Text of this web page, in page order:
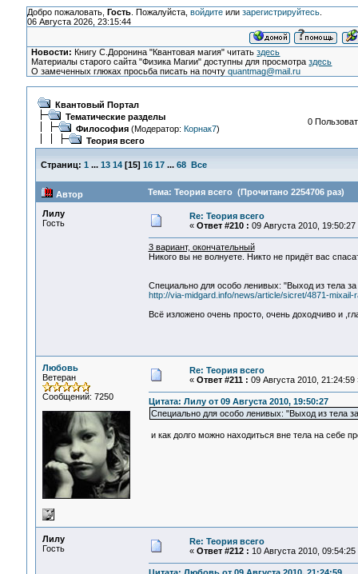
Добро пожаловать, Гость. Пожалуйста, войдитеили зарегистрируйтесь.
06 Августа 2026, 23:15:44
Новости: Книгу С.Доронина "Квантовая магия" читатьздесь
Материалы старого сайта "Физика Магии" доступны для просмотраздесь
О замеченных глюках просьба писать на почтуquantmag@mail.ru
Квантовый Портал
Тематические разделы
Философия(Модератор: Корнак7)
Теория всего
0
Страниц: 1 ... 13 14[15] 16 17 ... 68 Все
Автор Тема: Теория всего (Прочитано 2254706 раз)
Лилу
Гость
Re: Теория всего
« Ответ #210 : 09 Августа 2010, 19:50:27
3 вариант, окончательный
Никого вы не волнуете. Никто не придёт вас
Специально для особо ленивых: "Выход из тела за
http://via-midgard.info/news/article/sicret/4871-
Всё изложено очень просто, очень доходчиво и
Любовь
Ветеран
Сообщений: 7250
Re: Теория всего
« Ответ #211 : 09 Августа 2010, 21:24:59
Цитата: Лилу от 09 Августа 2010, 19:50:27
Специально для особо ленивых: "Выход из тела
и как долго можно находиться вне тела на себе
Лилу
Гость
Re: Теория всего
« Ответ #212 : 10 Августа 2010, 09:54:25